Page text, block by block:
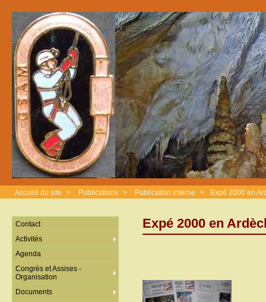
Accueil du site > Publications > Publication interne > Expé 2000 en
Expé 2000 en
Contact
Activités
Agenda
Congrès et Assises -
Organisation
Documents